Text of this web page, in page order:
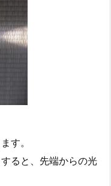
す。
ると、先端からの光